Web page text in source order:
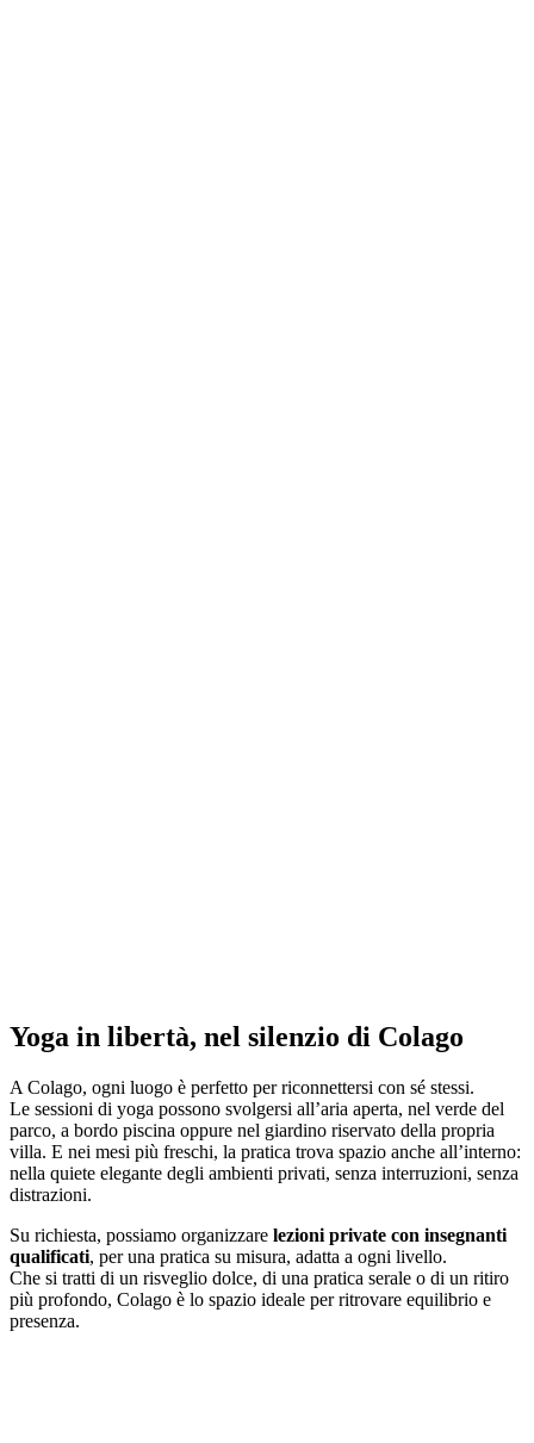
Yoga in libertà, nel silenzio di Colago
A Colago, ogni luogo è perfetto per riconnettersi con sé stessi.
Le sessioni di yoga possono svolgersi all’aria aperta, nel verde del
parco, a bordo piscina oppure nel giardino riservato della propria
villa. E nei mesi più freschi, la pratica trova spazio anche all’interno:
nella quiete elegante degli ambienti privati, senza interruzioni, senza
distrazioni.
Su richiesta, possiamo organizzare lezioni private con insegnanti
qualificati, per una pratica su misura, adatta a ogni livello.
Che si tratti di un risveglio dolce, di una pratica serale o di un ritiro
più profondo, Colago è lo spazio ideale per ritrovare equilibrio e
presenza.